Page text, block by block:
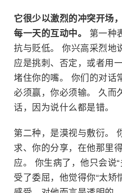
它很少以激烈的冲突开场
每一天的互动中。 第一种
抗与贬低。 你兴高采烈地
应是挑刺、否定，或者用
堵住你的嘴。 你们的对话
必须赢，你必须输。 久而
话，因为说什么都是错。
第二种，是漠视与敷衍。
求、你的分享，在他那里
应。 你生病了，他只会说
受了委屈，他觉得你“太矫